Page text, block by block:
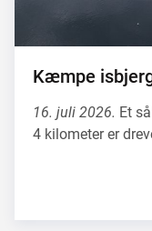
Kæmpe
16. juli 2026. Et
4 kilometer er